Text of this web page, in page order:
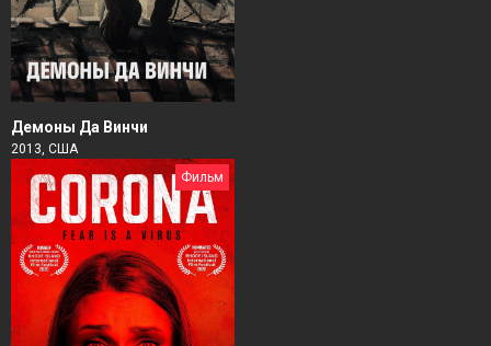
Демоны Да Винчи
2013, США
Фильм